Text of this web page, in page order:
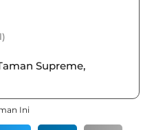
Supreme,
Ini